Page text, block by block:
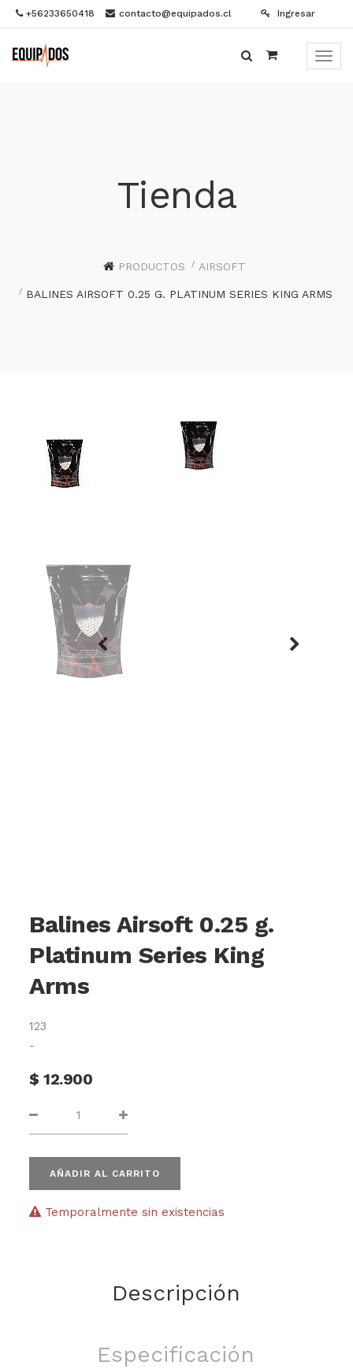
+56233650418 contacto@equipados.cl Ingresar
Menú
Tienda
PRODUCTOS AIRSOFT
BALINES AIRSOFT 0.25 G. PLATINUM SERIES KING ARMS
Previous Next
Balines Airsoft 0.25 g.
Platinum Series King
Arms
123
-
$12.900
AÑADIR AL CARRITO
Temporalmente sin existencias
Descripción
Especificación